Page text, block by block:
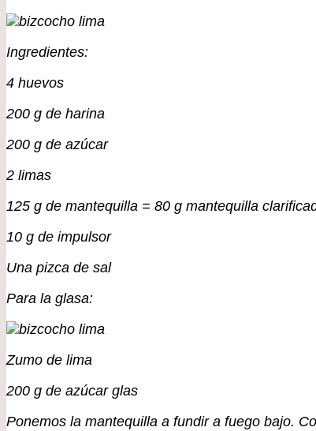
Ingredientes:
4 huevos
200 g de harina
200 g de azúcar
2 limas
125 g de mantequilla = 80 g mantequilla
10 g de impulsor
Una pizca de sal
Para la glasa:
Zumo de lima
200 g de azúcar glas
Ponemos la mantequilla a fundir a fuego bajo.